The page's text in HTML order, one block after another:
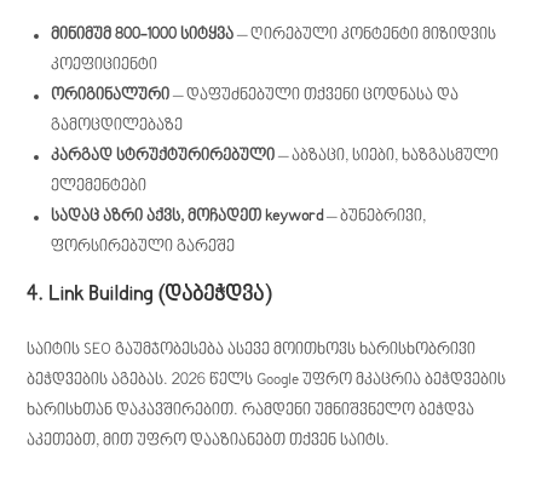
მინიმუმ 800-1000 სიტყვა – ღირებული კონტენტი მიზიდვის
კოეფიციენტი
ორიგინალური – დაფუძნებული თქვენი ცოდნასა და
გამოცდილებაზე
კარგად სტრუქტურირებული – აბზაცი, სიები, ხაზგასმული
ელემენტები
სადაც აზრი აქვს, მოჩადეთ keyword– ბუნებრივი,
ფორსირებული გარეშე
4. Link Building (დაბეჭდვა)
საიტის SEO გაუმჯობესება ასევე მოითხოვს ხარისხობრივი
ბეჭდვების აგებას. 2026 წელს Google უფრო მკაცრია ბეჭდვების
ხარისხთან დაკავშირებით. რამდენი უმნიშვნელო ბეჭდვა
აკეთებთ, მით უფრო დააზიანებთ თქვენ საიტს.